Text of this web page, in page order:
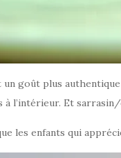
goût plus
à l’intérieur. Et
les enfants qui